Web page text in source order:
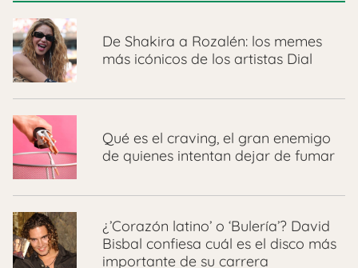
De Shakira a Rozalén: los memes
más icónicos de los artistas Dial
Qué es el craving, el gran enemigo
de quienes intentan dejar de fumar
¿’Corazón latino’ o ‘Bulería’? David
Bisbal confiesa cuál es el disco más
importante de su carrera